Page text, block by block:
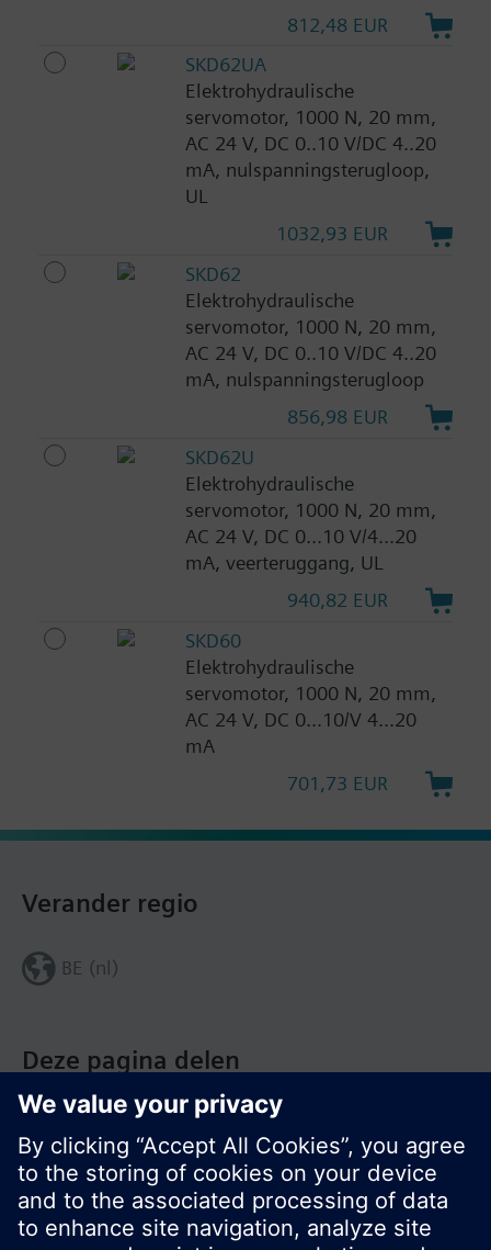
812,48 EUR
SKD62UA
Elektrohydraulische
servomotor, 1000 N, 20 mm,
AC 24 V, DC 0..10 V/DC 4..20
mA, nulspanningsterugloop,
UL
1032,93 EUR
SKD62
Elektrohydraulische
servomotor, 1000 N, 20 mm,
AC 24 V, DC 0..10 V/DC 4..20
mA, nulspanningsterugloop
856,98 EUR
SKD62U
Elektrohydraulische
servomotor, 1000 N, 20 mm,
AC 24 V, DC 0...10 V/4...20
mA, veerteruggang, UL
940,82 EUR
SKD60
Elektrohydraulische
servomotor, 1000 N, 20 mm,
AC 24 V, DC 0...10/V 4...20
mA
701,73 EUR
Deze pagina delen
Verander regio
BE (nl)